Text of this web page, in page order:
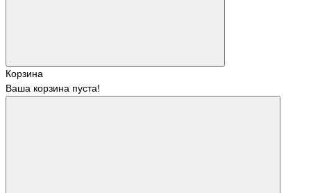
Корзина
Ваша корзина пуста!